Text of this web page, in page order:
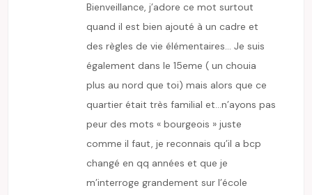
Bienveillance, j’adore ce mot surtout
quand il est bien ajouté à un cadre et
des règles de vie élémentaires… Je suis
également dans le 15eme ( un chouia
plus au nord que toi) mais alors que ce
quartier était très familial et…n’ayons pas
peur des mots « bourgeois » juste
comme il faut, je reconnais qu’il a bcp
changé en qq années et que je
m’interroge grandement sur l’école